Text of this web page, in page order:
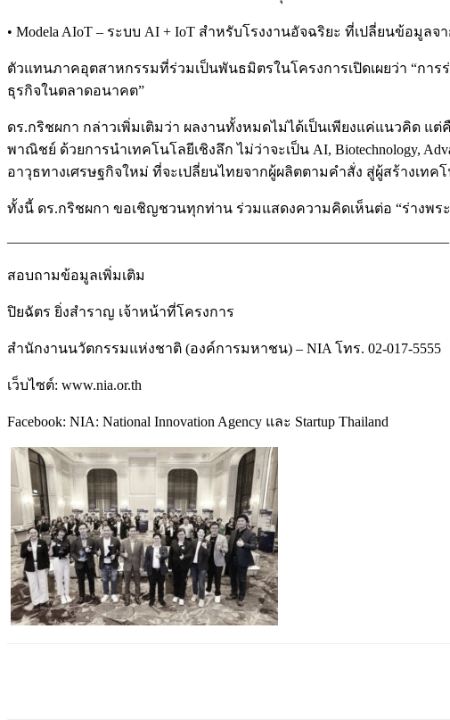
• Modela AIoT – ระบบ AI + IoT สำหรับโรงงานอัจฉริยะ ที่เปลี่ยนข้อมูลจ
ตัวแทนภาคอุตสาหกรรมที่ร่วมเป็นพันธมิตรในโครงการเปิดเผยว่า “กา
ธุรกิจในตลาดอนาคต”
ดร.กริชผกา กล่าวเพิ่มเติมว่า ผลงานทั้งหมดไม่ได้เป็นเพียงแค่แนวคิด แ
พาณิชย์ ด้วยการนำเทคโนโลยีเชิงลึก ไม่ว่าจะเป็น AI, Biotechnology,
อาวุธทางเศรษฐกิจใหม่ ที่จะเปลี่ยนไทยจากผู้ผลิตตามคำสั่ง สู่ผู้สร้างเทค
ทั้งนี้ ดร.กริชผกา ขอเชิญชวนทุกท่าน ร่วมแสดงความคิดเห็นต่อ “ร่างพร
———————————————————————————————
สอบถามข้อมูลเพิ่มเติม
ปิยฉัตร ยิ่งสำราญ เจ้าหน้าที่โครงการ
สำนักงานนวัตกรรมแห่งชาติ (องค์การมหาชน) – NIA โทร. 02-017-5555
เว็บไซต์: www.nia.or.th
Facebook: NIA: National Innovation Agency และ Startup Thailand